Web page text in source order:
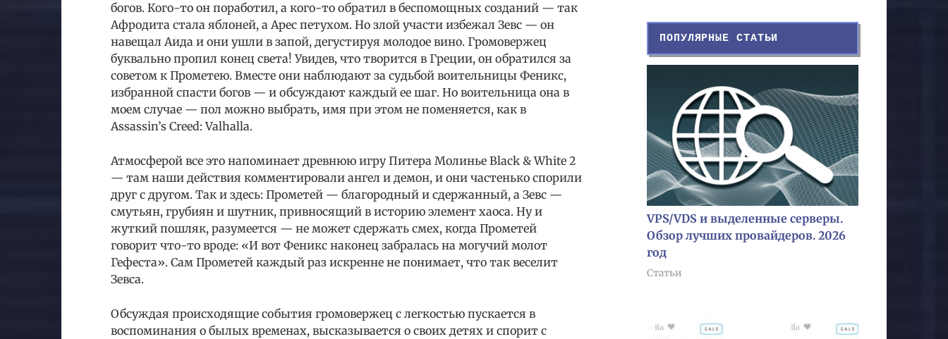
богов. Кого-то он поработил, а кого-то обратил в беспомощных созданий — так
Афродита стала яблоней, а Арес петухом. Но злой участи избежал Зевс — он
навещал Аида и они ушли в запой, дегустируя молодое вино. Громовержец
буквально пропил конец света! Увидев, что творится в Греции, он обратился за
советом к Прометею. Вместе они наблюдают за судьбой воительницы Феникс,
избранной спасти богов — и обсуждают каждый ее шаг. Но воительница она в
моем случае — пол можно выбрать, имя при этом не поменяется, как в
Assassin’s Creed: Valhalla.
Атмосферой все это напоминает древнюю игру Питера Молинье Black & White 2
— там наши действия комментировали ангел и демон, и они частенько спорили
друг с другом. Так и здесь: Прометей — благородный и сдержанный, а Зевс —
смутьян, грубиян и шутник, привносящий в историю элемент хаоса. Ну и
жуткий пошляк, разумеется — не может сдержать смех, когда Прометей
говорит что-то вроде: «И вот Феникс наконец забралась на могучий молот
Гефеста». Сам Прометей каждый раз искренне не понимает, что так веселит
Зевса.
Обсуждая происходящие события громовержец с легкостью пускается в
воспоминания о былых временах, высказывается о своих детях и спорит с
ПОПУЛЯРНЫЕ СТАТЬИ
VPS/VDS и выделенные серверы.
Обзор лучших провайдеров. 2026
год
Статьи